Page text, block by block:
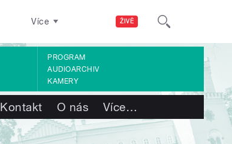
ŽIVĚ
Více
PROGRAM
AUDIOARCHIV
KAMERY
Kontakt O nás Více…